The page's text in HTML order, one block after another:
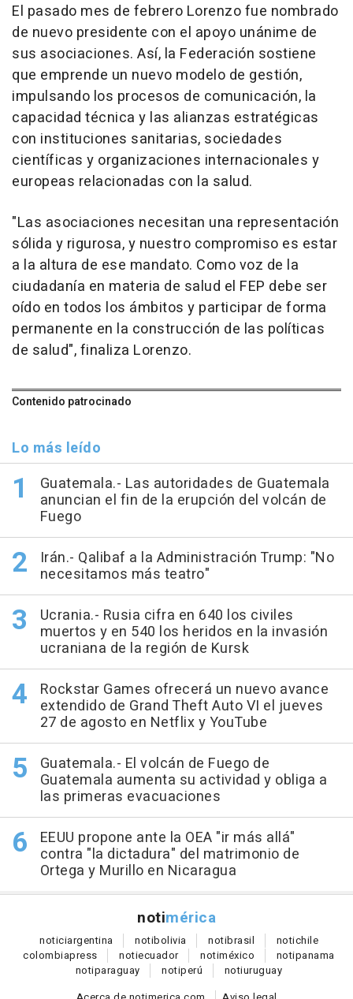
El pasado mes de febrero Lorenzo fue nombrado
de nuevo presidente con el apoyo unánime de
sus asociaciones. Así, la Federación sostiene
que emprende un nuevo modelo de gestión,
impulsando los procesos de comunicación, la
capacidad técnica y las alianzas estratégicas
con instituciones sanitarias, sociedades
científicas y organizaciones internacionales y
europeas relacionadas con la salud.
"Las asociaciones necesitan una representación
sólida y rigurosa, y nuestro compromiso es estar
a la altura de ese mandato. Como voz de la
ciudadanía en materia de salud el FEP debe ser
oído en todos los ámbitos y participar de forma
permanente en la construcción de las políticas
de salud", finaliza Lorenzo.
Contenido patrocinado
Lo más leído
Guatemala.- Las autoridades de Guatemala
anuncian el fin de la erupción del volcán de
Fuego
Irán.- Qalibaf a la Administración Trump: "No
necesitamos más teatro"
Ucrania.- Rusia cifra en 640 los civiles
muertos y en 540 los heridos en la invasión
ucraniana de la región de Kursk
Rockstar Games ofrecerá un nuevo avance
extendido de Grand Theft Auto VI el jueves
27 de agosto en Netflix y YouTube
Guatemala.- El volcán de Fuego de
Guatemala aumenta su actividad y obliga a
las primeras evacuaciones
EEUU propone ante la OEA "ir más allá"
contra "la dictadura" del matrimonio de
Ortega y Murillo en Nicaragua
notimérica
noticiargentina notibolivia notibrasil notichile
colombiapress notiecuador notiméxico notipanama
notiparaguay notiperú notiuruguay